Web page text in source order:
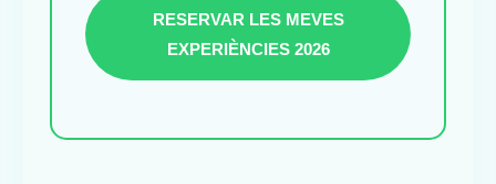
RESERVAR LES MEVES
EXPERIÈNCIES 2026